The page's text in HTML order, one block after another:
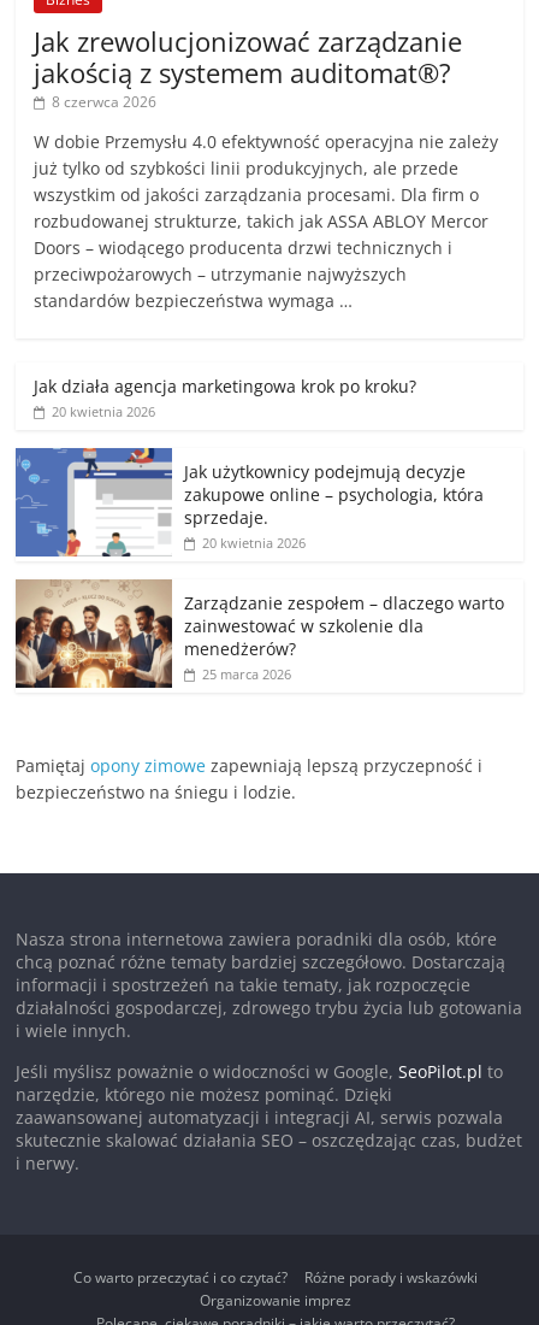
Jak zrewolucjonizować zarządzanie
jakością z systemem auditomat®?
8 czerwca 2026
W dobie Przemysłu 4.0 efektywność operacyjna nie zależy
już tylko od szybkości linii produkcyjnych, ale przede
wszystkim od jakości zarządzania procesami. Dla firm o
rozbudowanej strukturze, takich jak ASSA ABLOY Mercor
Doors – wiodącego producenta drzwi technicznych i
przeciwpożarowych – utrzymanie najwyższych
standardów bezpieczeństwa wymaga …
Jak działa agencja marketingowa krok po kroku?
20 kwietnia 2026
Jak użytkownicy podejmują decyzje
zakupowe online – psychologia, która
sprzedaje.
20 kwietnia 2026
Zarządzanie zespołem – dlaczego warto
zainwestować w szkolenie dla
menedżerów?
25 marca 2026
Pamiętajopony zimowe zapewniają lepszą przyczepność i
bezpieczeństwo na śniegu i lodzie.
Nasza strona internetowa zawiera poradniki dla osób, które
chcą poznać różne tematy bardziej szczegółowo. Dostarczają
informacji i spostrzeżeń na takie tematy, jak rozpoczęcie
działalności gospodarczej, zdrowego trybu życia lub gotowania
i wiele innych.
Jeśli myślisz poważnie o widoczności w Google,SeoPilot.pl to
narzędzie, którego nie możesz pominąć. Dzięki
zaawansowanej automatyzacji i integracji AI, serwis pozwala
skutecznie skalować działania SEO – oszczędzając czas, budżet
i nerwy.
Co warto przeczytać i co czytać?
Różne porady i wskazówki
Organizowanie imprez